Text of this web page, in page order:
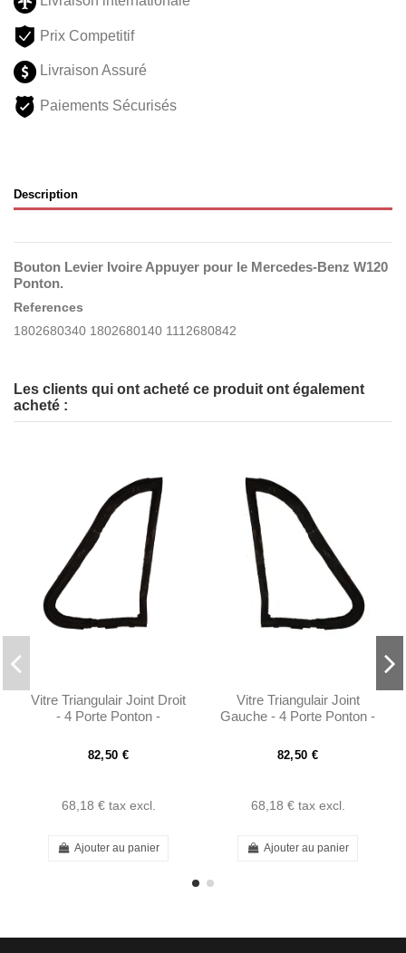
Prix Competitif
Livraison Assuré
Paiements Sécurisés
Description
Bouton Levier Ivoire Appuyer pour le Mercedes-Benz W120
Ponton.
References
1802680340 1802680140 1112680842
Les clients qui ont acheté ce produit ont également
acheté :
Vitre Triangulair Joint Droit
- 4 Porte Ponton -
82,50 €
68,18 € tax excl.
Ajouter au panier
Vitre Triangulair Joint
Gauche - 4 Porte Ponton -
82,50 €
68,18 € tax excl.
Ajouter au panier